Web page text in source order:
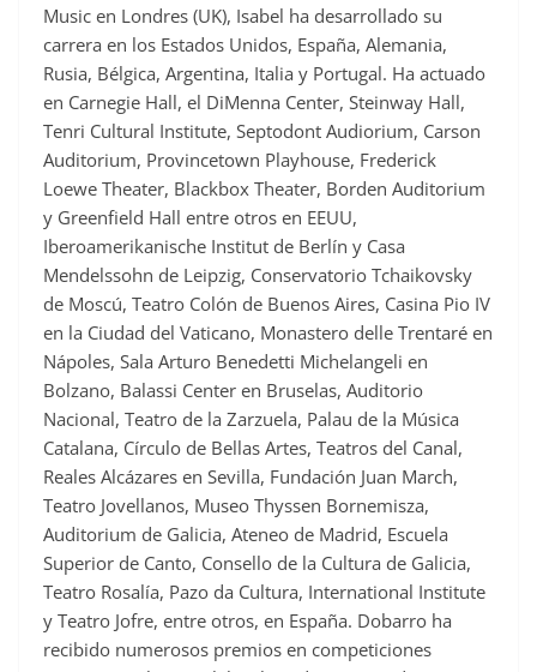
Music en Londres (UK), Isabel ha desarrollado su
carrera en los Estados Unidos, España, Alemania,
Rusia, Bélgica, Argentina, Italia y Portugal. Ha actuado
en Carnegie Hall, el DiMenna Center, Steinway Hall,
Tenri Cultural Institute, Septodont Audiorium, Carson
Auditorium, Provincetown Playhouse, Frederick
Loewe Theater, Blackbox Theater, Borden Auditorium
y Greenfield Hall entre otros en EEUU,
Iberoamerikanische Institut de Berlín y Casa
Mendelssohn de Leipzig, Conservatorio Tchaikovsky
de Moscú, Teatro Colón de Buenos Aires, Casina Pio IV
en la Ciudad del Vaticano, Monastero delle Trentaré en
Nápoles, Sala Arturo Benedetti Michelangeli en
Bolzano, Balassi Center en Bruselas, Auditorio
Nacional, Teatro de la Zarzuela, Palau de la Música
Catalana, Círculo de Bellas Artes, Teatros del Canal,
Reales Alcázares en Sevilla, Fundación Juan March,
Teatro Jovellanos, Museo Thyssen Bornemisza,
Auditorium de Galicia, Ateneo de Madrid, Escuela
Superior de Canto, Consello de la Cultura de Galicia,
Teatro Rosalía, Pazo da Cultura, International Institute
y Teatro Jofre, entre otros, en España. Dobarro ha
recibido numerosos premios en competiciones